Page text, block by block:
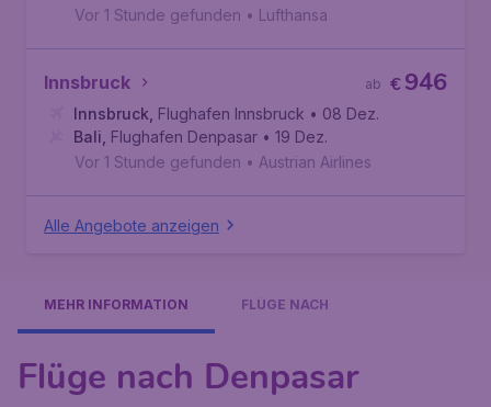
Vor 1 Stunde gefunden • Lufthansa
Innsbruck €946
ab
Innsbruck Flughafen Innsbruck • 08 Dez.
Bali Flughafen Denpasar • 19 Dez.
Vor 1 Stunde gefunden • Austrian Airlines
Alle Angebote anzeigen
MEHR INFORMATION FLÜGE NACH
Flüge nach Denpasar